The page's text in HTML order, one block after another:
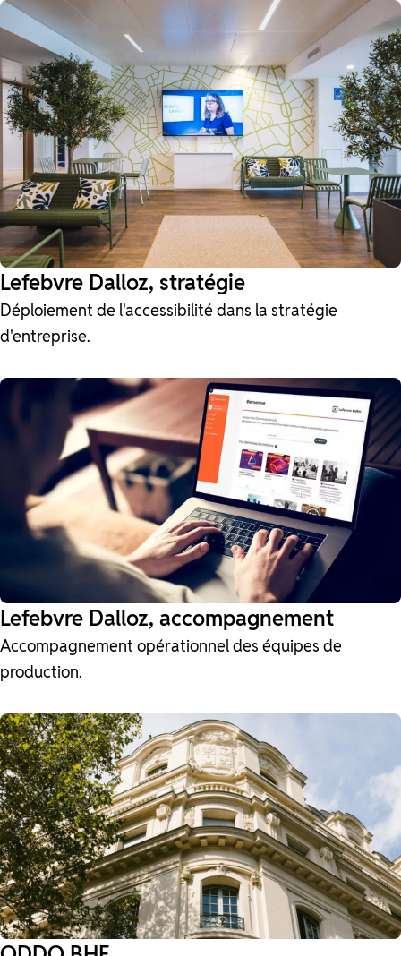
Lefebvre Dalloz, stratégie
Déploiement de l'accessibilité dans la stratégie
d'entreprise.
Lefebvre Dalloz, accompagnement
Accompagnement opérationnel des équipes de
production.